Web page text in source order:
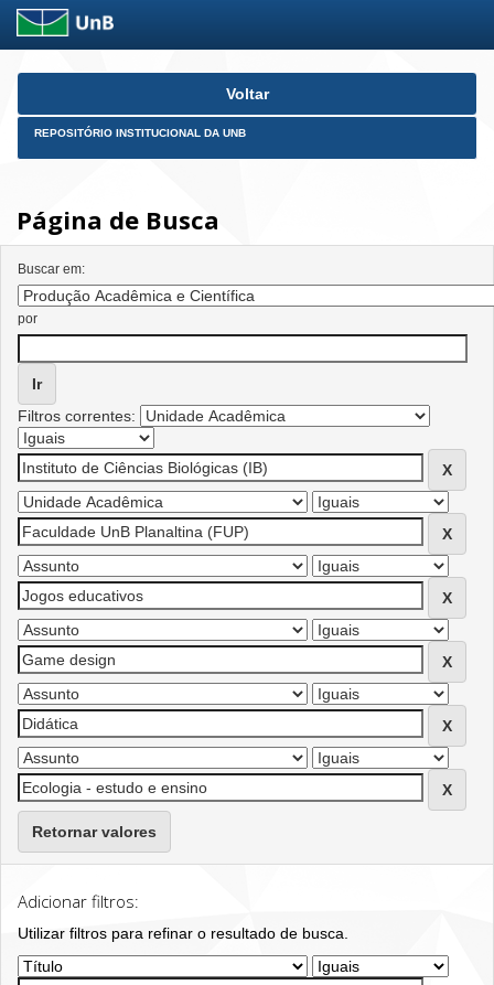
Skip
Voltar
REPOSITÓRIO INSTITUCIONAL DA UNB
Página de Busca
Buscar em:
por
Filtros correntes:
Retornar valores
Adicionar filtros:
Utilizar filtros para refinar o resultado de busca.